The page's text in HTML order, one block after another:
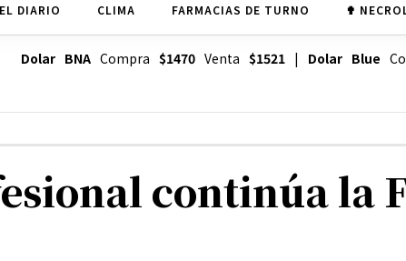
EL DIARIO CLIMA FARMACIAS DE TURNO ✟
Dolar BNACompra $1470Venta $1521| Dolar Blue
continúa la